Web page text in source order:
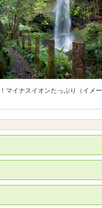
マイナスイオンたっぷり（イメー